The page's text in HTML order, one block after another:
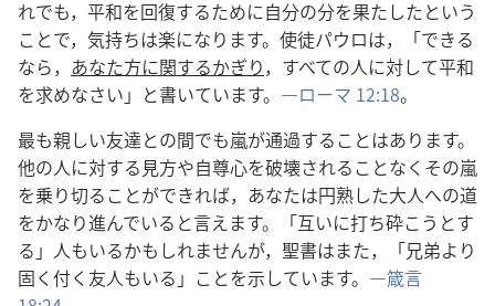
れでも，平和を回復するために自分の分を果たしたという
ことで，気持ちは楽になります。使徒パウロは，「できる
なら， あなた方に関するかぎり，すべての人に対して平和
を求めなさい」と書いています。―ローマ 12:18。
最も親しい友達との間でも嵐が通過することはあります。
他の人に対する見方や自尊心を破壊されることなくその嵐
を乗り切ることができれば，あなたは円熟した大人への道
をかなり進んでいると言えます。「互いに打ち砕こうとす
る」人もいるかもしれませんが，聖書はまた，「兄弟より
固く付く友人もいる」ことを示しています。―箴言